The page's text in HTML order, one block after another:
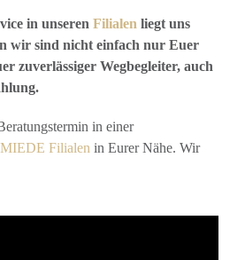
in unseren Filialen liegt uns
wir sind nicht einfach nur Euer
zuverlässiger Wegbegleiter, auch
in einer
Filialen in Eurer Nähe. Wir